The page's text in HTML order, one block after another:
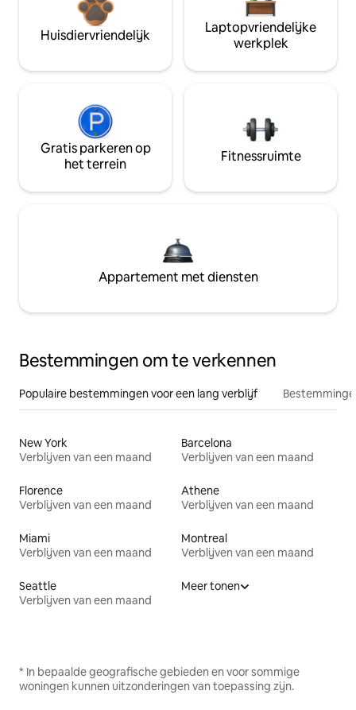
Huisdiervriendelijk
Laptopvriendelijke
werkplek
Gratis parkeren op
het terrein
Fitnessruimte
Appartement met diensten
Bestemmingen om te verkennen
Populaire bestemmingen voor een lang verblijf
New York
Verblijven van een maand
Barcelona
Verblijven van een maand
Florence
Verblijven van een maand
Athene
Verblijven van een maand
Miami
Verblijven van een maand
Montreal
Verblijven van een maand
Seattle
Verblijven van een maand
Meer tonen
* In bepaalde geografische gebieden en voor sommige
woningen kunnen uitzonderingen van toepassing zijn.